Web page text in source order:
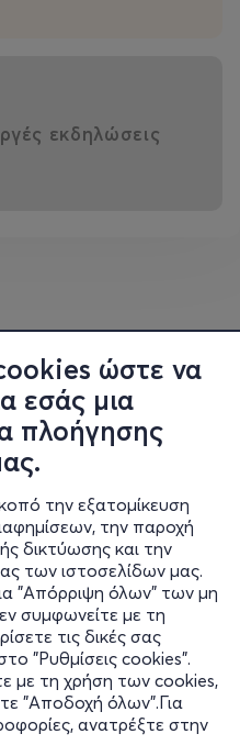
ώστε να
εσάς μια
πλοήγησης
την εξατομίκευση
την παροχή
δικτύωσης και την
των ιστοσελίδων μας.
"Απόρριψη όλων" των μη
συμφωνείτε με τη
τις δικές σας
"Ρυθμίσεις cookies".
με τη χρήση των cookies,
"Αποδοχή όλων".Για
ανατρέξτε στην
εκδηλώσεις